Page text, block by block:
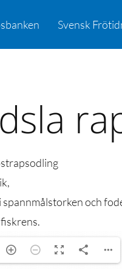
Svensk
och